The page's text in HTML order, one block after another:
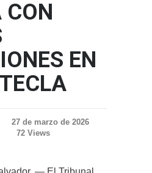
CON
EN
27 de marzo de 2026
72 Views